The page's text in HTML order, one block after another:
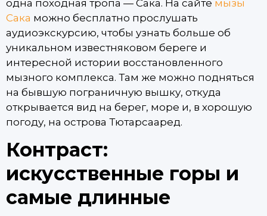
одна походная тропа — Сака. На сайте мызы
Сака можно бесплатно прослушать
аудиоэкскурсию, чтобы узнать больше об
уникальном известняковом береге и
интересной истории восстановленного
мызного комплекса. Там же можно подняться
на бывшую пограничную вышку, откуда
открывается вид на берег, море и, в хорошую
погоду, на острова Тютарсааред.
Контраст:
искусственные горы и
самые длинные